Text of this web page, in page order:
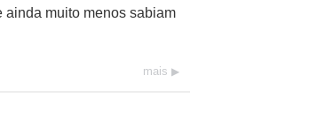
muito menos sabiam
mais